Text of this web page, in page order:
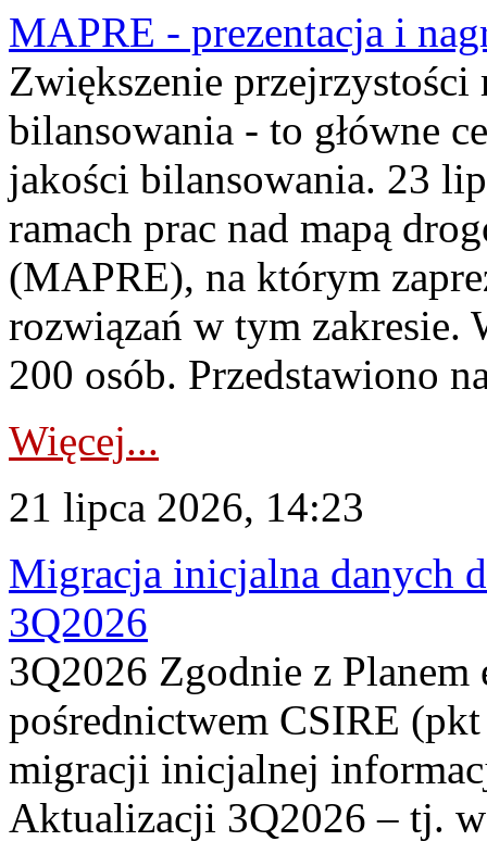
MAPRE - prezentacja i
Zwiększenie
bilansowania - to główne
jakości bilansowania. 23
ramach prac nad mapą
(MAPRE), na którym
rozwiązań w tym zakresie.
200 osób. Przedstawiono
Więcej...
21 lipca 2026, 14:23
Migracja inicjalna danych
3Q2026
3Q2026 Zgodnie z
pośrednictwem CSIRE
migracji inicjalnej
Aktualizacji 3Q2026 – tj.